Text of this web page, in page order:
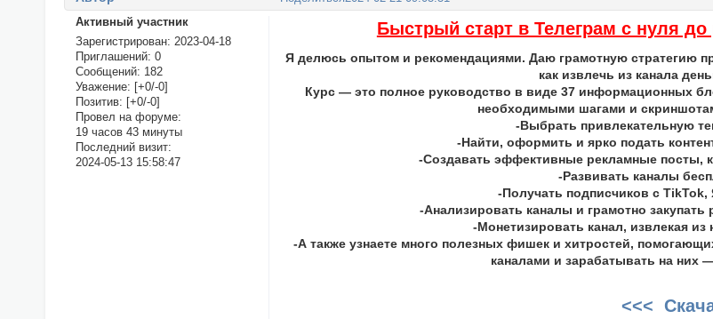
Активный участник
Зарегистрирован: 2023-04-18
Приглашений: 0
Сообщений: 182
Уважение: [+0/-0]
Позитив: [+0/-0]
Провел на форуме:
19 часов 43 минуты
Последний визит:
2024-05-13 15:58:47
Быстрый старт в Телеграм с нуля до
Я делюсь опытом и рекомендациями. Даю грамотную стратегию
как извлечь из канала
Курс — это полное руководство в виде 37 информационных
необходимыми шагами и
-Выбрать привлекательную
-Найти, оформить и ярко подать
-Создавать эффективные рекламные посты,
-Развивать каналы
-Получать подписчиков с TikTok,
-Анализировать каналы и грамотно
-Монетизировать канал, извлекая
-А также узнаете много полезных фишек и хитростей,
каналами и зарабатывать на них
<<<